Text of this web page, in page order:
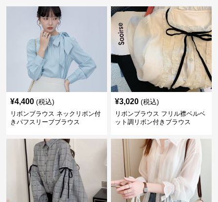
¥4,400 (税込)
リボンブラウス ネックリボン付
きパフスリーブブラウス
¥3,020 (税込)
リボンブラウス フリル襟ベルベ
ット調リボン付きブラウス